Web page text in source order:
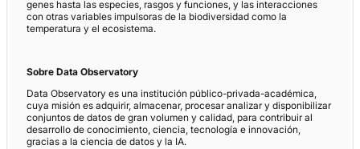
genes hasta las especies, rasgos y funciones, y las interacciones
con otras variables impulsoras de la biodiversidad como la
temperatura y el ecosistema.
Sobre Data Observatory
Data Observatory es una institución público-privada-académica,
cuya misión es adquirir, almacenar, procesar analizar y disponibilizar
conjuntos de datos de gran volumen y calidad, para contribuir al
desarrollo de conocimiento, ciencia, tecnología e innovación,
gracias a la ciencia de datos y la IA.